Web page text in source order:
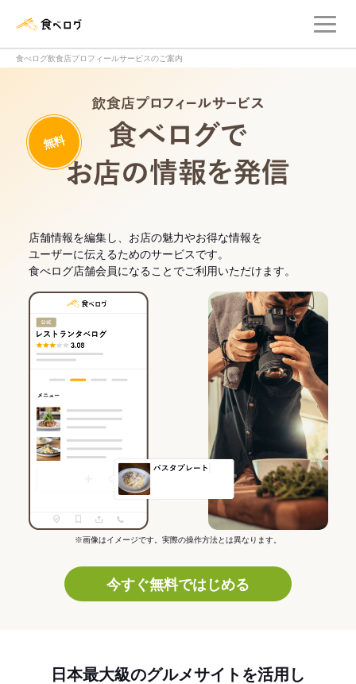
食べログ飲食店プロフィールサービスのご案内
無料
店舗情報を編集し、お店の魅力やお得な情報を
ユーザーに伝えるためのサービスです。
食べログ店舗会員になることでご利用いただけます。
※画像はイメージです。実際の操作方法とは異なります。
今すぐ無料ではじめる
日本最大級のグルメサイトを活用し